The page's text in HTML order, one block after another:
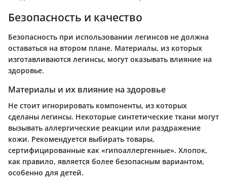
Безопасность и качество
Безопасность при использовании легинсов не должна
оставаться на втором плане. Материалы, из которых
изготавливаются легинсы, могут оказывать влияние на
здоровье.
Материалы и их влияние на здоровье
Не стоит игнорировать компоненты, из которых
сделаны легинсы. Некоторые синтетические ткани могут
вызывать аллергические реакции или раздражение
кожи. Рекомендуется выбирать товары,
сертифицированные как «гипоаллергенные». Хлопок,
как правило, является более безопасным вариантом,
особенно для детей.